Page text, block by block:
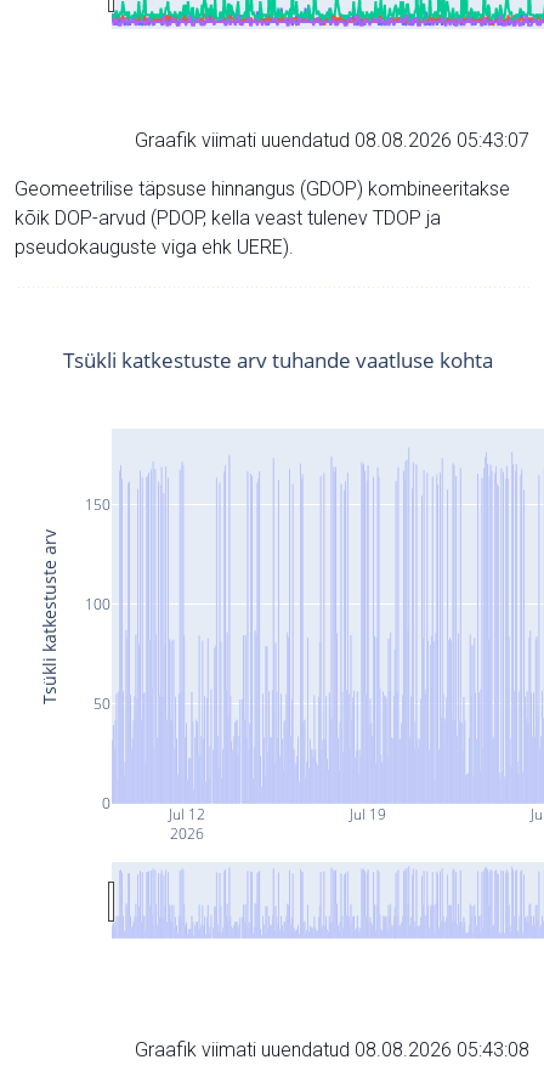
Graafik viimati uuendatud 08.08.2026 05:43:07
Geomeetrilise täpsuse hinnangus (GDOP) kombineeritakse
kõik DOP-arvud (PDOP, kella veast tulenev TDOP ja
pseudokauguste viga ehk UERE).
Jul 12
2026
Jul 19
0
50
100
150
Tsükli katkestuste arv tuhande vaatluse kohta
Tsükli katkestuste arv
Graafik viimati uuendatud 08.08.2026 05:43:08